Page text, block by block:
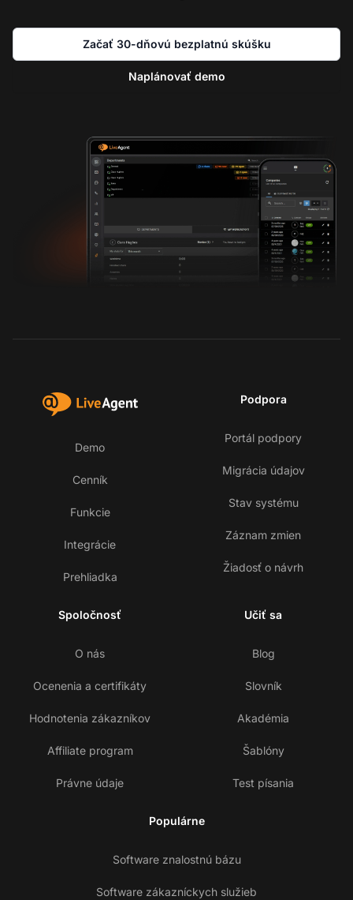
Začať 30-dňovú bezplatnú skúšku
Naplánovať demo
Demo
Cenník
Funkcie
Integrácie
Prehliadka
Podpora
Portál podpory
Migrácia údajov
Stav systému
Záznam zmien
Žiadosť o návrh
Spoločnosť
O nás
Ocenenia a certifikáty
Hodnotenia zákazníkov
Affiliate program
Právne údaje
Učiť sa
Blog
Slovník
Akadémia
Šablóny
Test písania
Populárne
Software znalostnú bázu
Software zákazníckych služieb